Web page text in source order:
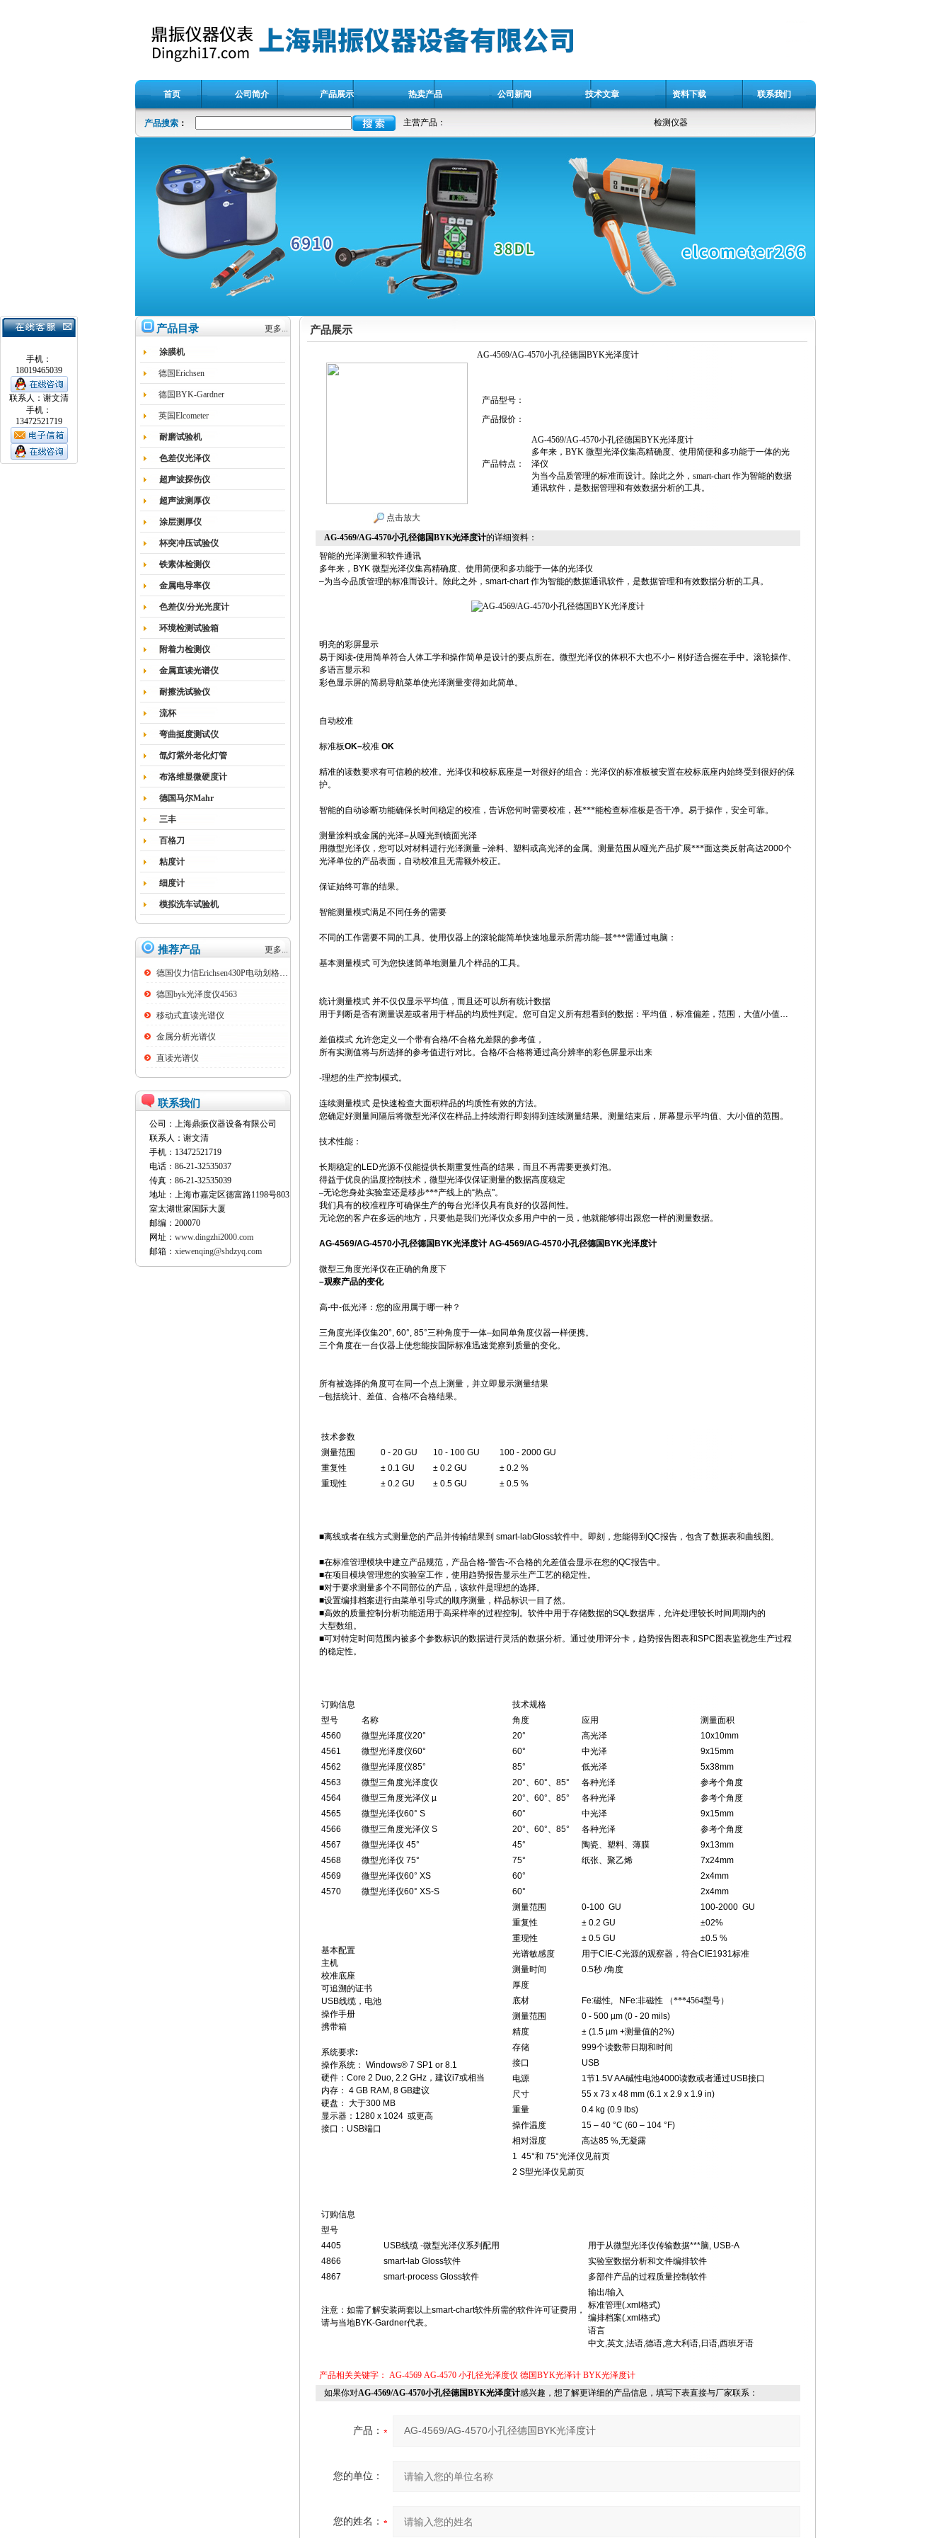
首页 公司简介 产品展示 热卖产品 公司新闻 技术文章 资料下载 联系我们
产品搜索： 主营产品： 检测仪器
手机：
18019465039
联系人：谢文清
手机：
13472521719
产品目录 更多...
涂膜机
德国Erichsen
德国BYK-Gardner
英国Elcometer
耐磨试验机
色差仪光泽仪
超声波探伤仪
超声波测厚仪
涂层测厚仪
杯突冲压试验仪
铁素体检测仪
金属电导率仪
色差仪/分光光度计
环境检测试验箱
附着力检测仪
金属直读光谱仪
耐擦洗试验仪
流杯
弯曲挺度测试仪
氙灯紫外老化灯管
布洛维显微硬度计
德国马尔Mahr
三丰
百格刀
粘度计
细度计
模拟洗车试验机
推荐产品 更多...
德国仪力信Erichsen430P电动划格试验仪
德国byk光泽度仪4563
移动式直读光谱仪
金属分析光谱仪
直读光谱仪
联系我们
公司：上海鼎振仪器设备有限公司
联系人：谢文清
手机：13472521719
电话：86-21-32535037
传真：86-21-32535039
地址：上海市嘉定区德富路1198号803
室太湖世家国际大厦
邮编：200070
网址： www.dingzhi2000.com
邮箱： xiewenqing@shdzyq.com
产品展示
AG-4569/AG-4570小孔径德国BYK光泽度计
点击放大
产品型号：
产品报价：
产品特点：
AG-4569/AG-4570小孔径德国BYK光泽度计
多年来，BYK 微型光泽仪集高精确度、使用简便和多功能于一体的光
泽仪
为当今品质管理的标准而设计。除此之外，smart-chart 作为智能的数据
通讯软件，是数据管理和有效数据分析的工具。
AG-4569/AG-4570小孔径德国BYK光泽度计的详细资料：
智能的光泽测量和软件通讯
多年来， BYK 微型光泽仪集高精确度、使用简便和多功能于一体的光泽仪
–为当今品质管理的标准而设计。除此之外， smart-chart作为智能的数据通讯软件，是数据管理和有效数据分析的工具。
明亮的彩屏显示
易于阅读-使用简单符合人体工学和操作简单是设计的要点所在。微型光泽仪的体积不大也不小– 刚好适合握在手中。滚轮操作、
多语言显示和
彩色显示屏的简易导航菜单使光泽测量变得如此简单。
自动校准
标准板OK–校准 OK
精准的读数要求有可信赖的校准。光泽仪和校标底座是一对很好的组合：光泽仪的标准板被安置在校标底座内始终受到很好的保
护。
智能的自动诊断功能确保长时间稳定的校准， 告诉您何时需要校准，甚***能检查标准板是否干净。易于操作，安全可靠。
测量涂料或金属的光泽–从哑光到镜面光泽
用微型光泽仪，您可以对材料进行光泽测量 –涂料、塑料或高光泽的金属。测量范围从哑光产品扩展***面这类反射高达2000个
光泽单位的产品表面，自动校准且无需额外校正。
保证始终可靠的结果。
智能测量模式满足不同任务的需要
不同的工作需要不同的工具。使用仪器上的滚轮能简单快速地显示所需功能–甚***需通过电脑：
基本测量模式 可为您快速简单地测量几个样品的工具。
统计测量模式 并不仅仅显示平均值，而且还可以所有统计数据
用于判断是否有测量误差或者用于样品的均质性判定。您可自 定义所有想看到的数据：平均值，标准偏差，范围， 大值/小值…
差值模式 允许您定义一个带有合格/不合格允差限的参考值，
所有实测值将与所选择的参考值进行对比。合格/不合格将通过高分辨率的彩色屏显示出来
-理想的生产控制模式。
连续测量模式 是快速检查大面积样品的均质性有效的方法。
您确定好测量间隔后将微型光泽仪在样品上持续滑行即刻得到 连续测量结果。测量结束后，屏幕显示平均值、 大/小值的范围。
技术性能：
长期稳定的 LED光源不仅能提供长期重复性高的结果，而且不再需要更换灯泡。
得益于优良的温度控制技术，微型光泽仪保证测量的数据高度稳定
–无论您身处实验室还是移步***产线上的“热点"。
我们具有的校准程序可确保生产的每台光泽仪具有良好的仪器间性。
无论您的客户在多远的地方，只要他是我们光泽仪众多用户中的一员，他就能够得出跟您一样的测量数据。
AG-4569/AG-4570小孔径德国BYK光泽度计 AG-4569/AG-4570小孔径德国BYK光泽度计
微型三角度光泽仪在正确的角度下
–观察产品的变化
高-中-低光泽：您的应用属于哪一种？
三角度光泽仪集20°, 60°, 85°三种角度于一体–如同单角度仪器一样便携。
三个角度在一台仪器上使您能按国际标准迅速觉察到质量的变化。
所有被选择的角度可在同一个点上测量，并立即显示测量结果
–包括统计、差值、合格/不合格结果。
技术参数
测量范围
0 - 20 GU 10 - 100 GU
100 - 2000 GU
重复性
± 0.1 GU ± 0.2 GU
± 0.2 %
重现性
± 0.2 GU ± 0.5 GU ± 0.5 %
■离线或者在线方式测量您的产品并传输结果到 smart-labGloss软件中。即刻，您能得到 QC报告，包含了数据表和曲线图。
■在标准管理模块中建立产品规范，产品合格-警告-不合格的允差值会显示在您的QC报告中。
■在项目模块管理您的实验室工作，使用趋势报告显示生产工艺的稳定性。
■对于要求测量多个不同部位的产品，该软件是理想的选择。
■设置编排档案进行由菜单引导式的顺序测量，样品标识一目 了然。
■高效的质量控制分析功能适用于高采样率的过程控制。软件中用于存储数据的SQL数据库，允许处理较长时间周期内的
大型数组。
■可对特定时间范围内被多个参数标识的数据进行灵活的数据分析。通过使用评分卡，趋势报告图表和SPC 图表监视您生产过程
的稳定性。
订购信息
技术规格
型号
名称 角度 应用
测量面积
4560
微型光泽度仪20° 20° 高光泽
10x10mm
4561
微型光泽度仪60° 60° 中光泽
9x15mm
4562
微型光泽度仪85° 85° 低光泽
5x38mm
4563
微型三角度光泽度仪 20°、 60°、 85° 各种光泽
参考个角度
4564
微型三角度光泽仪 µ 20°、 60°、 85° 各种光泽
参考个角度
4565
微型光泽仪60° S 60° 中光泽
9x15mm
4566
微型三角度光泽仪 S 20°、 60°、 85° 各种光泽
参考个角度
4567
微型光泽仪 45° 45° 陶瓷、塑料、薄膜
9x13mm
4568
微型光泽仪 75° 75° 纸张、聚乙烯
7x24mm
4569
微型光泽仪60° XS 60°
2x4mm
4570
微型光泽仪60° XS-S 60° 2x4mm
基本配置
主机
校准底座
可追溯的证书
USB线缆，电池
操作手册
携带箱
系统要求:
操作系统： Windows® 7 SP1 or 8.1
硬件： Core 2 Duo, 2.2 GHz，建议i7或相当
内存： 4 GB RAM, 8 GB建议
硬盘： 大于300 MB
显示器： 1280 x 1024 或更高
接口： USB端口
测量范围 0-100 GU
100-2000 GU
重复性
± 0.2 GU
±02%
重现性
± 0.5 GU
±0.5 %
光谱敏感度
用于CIE-C光源的观察器，符合CIE1931标准
测量时间
0.5秒 /角度
厚度
底材
Fe:磁性, NFe:非磁性 （***4564型号）
测量范围
0 - 500 µm (0 - 20 mils)
精度
± (1.5 µm +测量值的2%)
存储
999个读数带日期和时间
接口
USB
电源
1节1.5V AA碱性电池4000读数或者通过USB接口
尺寸
55 x 73 x 48 mm (6.1 x 2.9 x 1.9 in)
重量
0.4 kg (0.9 lbs)
操作温度
15 – 40 °C (60 – 104 °F)
相对湿度
高达85 %,无凝露
1 45°和 75°光泽仪见前页
2 S型光泽仪见前页
订购信息
型号
4405
USB线缆 -微型光泽仪系列配用 用于从微型光泽仪传输数据***脑, USB-A
4866
smart-lab Gloss软件
实验室数据分析和文件编排软件
4867
smart-process Gloss软件 多部件产品的过程质量控制软件
注意：如需了解安装两套以上smart-chart软件所需的软件许可证费用，
请与当地BYK-Gardner代表。
输出/输入
标准管理(.xml 格式)
编排档案(.xml 格式)
语言
中文,英文,法语,德语,意大利语,日语,西班牙语
产品相关关键字： AG-4569 AG-4570 小孔径光泽度仪 德国BYK光泽计 BYK光泽度计
如果你对AG-4569/AG-4570小孔径德国BYK光泽度计感兴趣，想了解更详细的产品信息，填写下表直接与厂家联系：
产品：
您的单位：
您的姓名：